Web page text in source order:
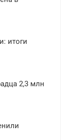
итоги
2,3 млн